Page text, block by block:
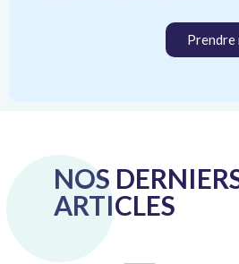
Prendre
NOS
ARTICLES